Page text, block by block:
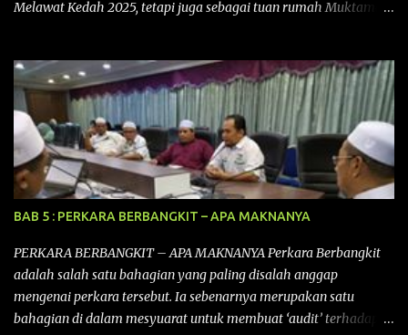
Melawat Kedah 2025, tetapi juga sebagai tuan rumah Muktamar
Kedah, Kota Sarang Semut, Alor Setar. Ia mencatatkan satu lagi
detik penting dalam sejarah perjuangan PAS Kedah kerana sekali
lagi diberi penghormatan menjadi Tuan Rumah kepada acara
tahunan terbesar PAS ini. Muktamar Tahunan PAS ini bukan
sekadar acara tahunan sebuah parti politik, tetapi juga
perhimpunan besar nasional yang menggabungkan semangat
perjuangan Islam dengan potensi untuk menggalakkan
pelancongan dan ekonomi tempatan khususnya kepada negeri
Kedah pada kali ini. Ia membuktikan bahawa Muktamar PAS
bukan hanya medan bermuhasabah tetapi juga mampu
menyumbang secara langsung kepada peningkatan kepada
pendapatan negeri dan rakyat deng...
BAB 5 : PERKARA BERBANGKIT – APA MAKNANYA
PERKARA BERBANGKIT – APA MAKNANYA Perkara Berbangkit
adalah salah satu bahagian yang paling disalah anggap
mengenai perkara tersebut. Ia sebenarnya merupakan satu
bahagian di dalam mesyuarat untuk membuat ‘audit’ terhadap